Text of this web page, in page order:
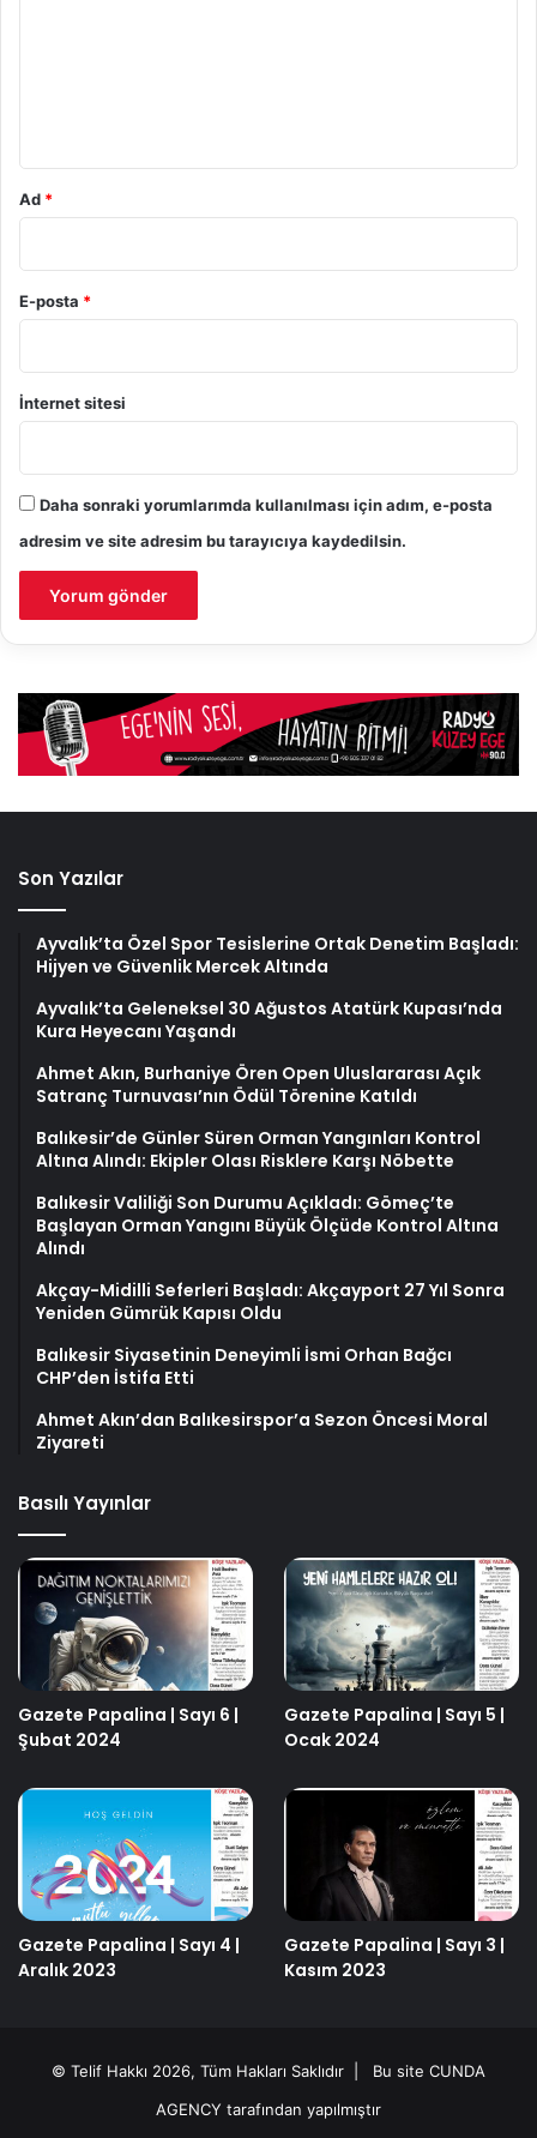
Ad *
E-posta *
İnternet sitesi
Daha sonraki yorumlarımda kullanılması için adım, e-posta
adresim ve site adresim bu tarayıcıya kaydedilsin.
Son Yazılar
Ayvalık’ta Özel Spor Tesislerine Ortak Denetim Başladı:
Hijyen ve Güvenlik Mercek Altında
Ayvalık’ta Geleneksel 30 Ağustos Atatürk Kupası’nda
Kura Heyecanı Yaşandı
Ahmet Akın, Burhaniye Ören Open Uluslararası Açık
Satranç Turnuvası’nın Ödül Törenine Katıldı
Balıkesir’de Günler Süren Orman Yangınları Kontrol
Altına Alındı: Ekipler Olası Risklere Karşı Nöbette
Balıkesir Valiliği Son Durumu Açıkladı: Gömeç’te
Başlayan Orman Yangını Büyük Ölçüde Kontrol Altına
Alındı
Akçay-Midilli Seferleri Başladı: Akçayport 27 Yıl Sonra
Yeniden Gümrük Kapısı Oldu
Balıkesir Siyasetinin Deneyimli İsmi Orhan Bağcı
CHP’den İstifa Etti
Ahmet Akın’dan Balıkesirspor’a Sezon Öncesi Moral
Ziyareti
Basılı Yayınlar
Gazete Papalina | Sayı 6 |
Şubat 2024
Gazete Papalina | Sayı 5 |
Ocak 2024
Gazete Papalina | Sayı 4 |
Aralık 2023
Gazete Papalina | Sayı 3 |
Kasım 2023
© Telif Hakkı 2026, Tüm Hakları Saklıdır | Bu site CUNDA
AGENCY tarafından yapılmıştır